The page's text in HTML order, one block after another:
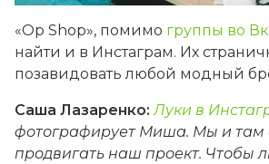
«Op Shop», помимо группы во
найти и в Инстаграм. Их
позавидовать любой модный
Саша Лазаренко: Луки в
фотографирует Миша. Мы и там
продвигать наш проект. Чтобы